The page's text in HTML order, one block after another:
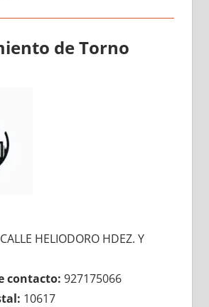
dе Torno
CALLE HELIODORO HDEZ. Y
contacto: 927175066
10617